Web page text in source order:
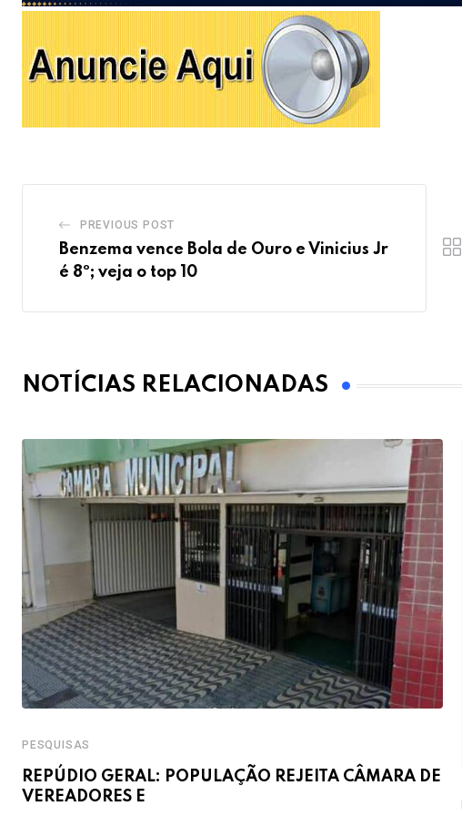
PREVIOUS POST
Benzema vence Bola de Ouro e Vinicius Jr
é 8º; veja o top 10
NOTÍCIAS RELACIONADAS
PESQUISAS
REPÚDIO GERAL: POPULAÇÃO REJEITA CÂMARA DE
VEREADORES E